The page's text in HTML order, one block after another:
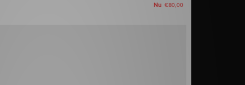
Nu €80,00